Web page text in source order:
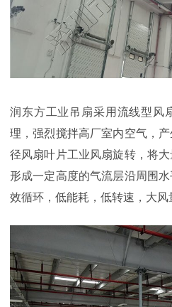
润东方工业吊 扇采用流线型风
理，强烈搅拌高厂室内空气，
径风扇叶片工业风扇旋转，将
形成一定高度的气流层沿周围
效循环，低能耗，低转速，大风